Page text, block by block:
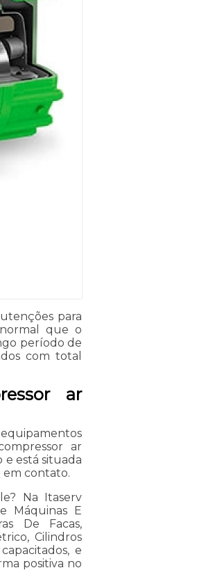
para
que o
período de
com total
ar
ar
e está situada
em contato.
Na Itaserv
Máquinas E
De Facas,
Cilindros
e
positiva no